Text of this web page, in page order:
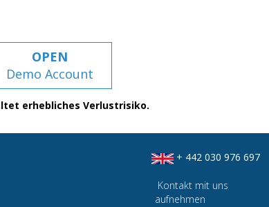
OPEN
Demo Account
erhebliches Verlustrisiko.
+ 442 030 976 697
Kontakt mit uns
aufnehmen